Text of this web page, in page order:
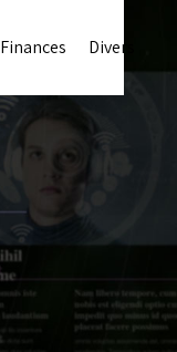
Finances Divers